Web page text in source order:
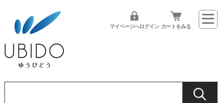
マイページへログイン カートをみる